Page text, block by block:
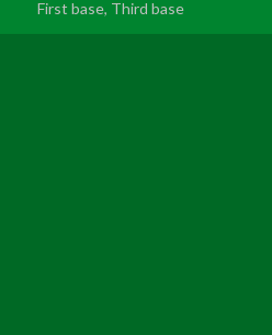
First base, Third base